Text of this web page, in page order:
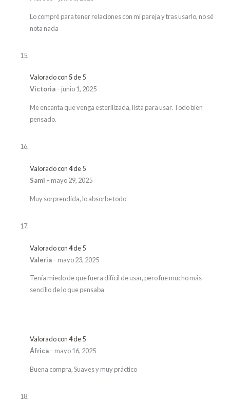
Lo compré para tener relaciones con mi pareja y tras usarlo, no sé
nota nada
Valorado con5de 5
Victoria– junio 1, 2025
Me encanta que venga esterilizada, lista para usar. Todo bien
pensado.
Valorado con4de 5
Sami – mayo 29, 2025
Muy sorprendida, lo absorbe todo
Valorado con4de 5
Valeria– mayo 23, 2025
Tenía miedo de que fuera difícil de usar, pero fue mucho más
sencillo de lo que pensaba
Valorado con4de 5
África– mayo 16, 2025
Buena compra, Suaves y muy práctico